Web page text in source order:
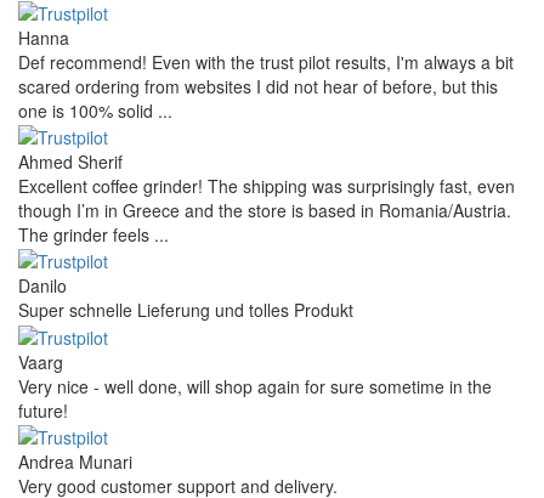
Hanna
Def recommend! Even with the trust pilot results, I'm always a bit
scared ordering from websites I did not hear of before, but this
one is 100% solid ...
Ahmed Sherif
Excellent coffee grinder! The shipping was surprisingly fast, even
though I’m in Greece and the store is based in Romania/Austria.
The grinder feels ...
Danilo
Super schnelle Lieferung und tolles Produkt
Vaarg
Very nice - well done, will shop again for sure sometime in the
future!
Andrea Munari
Very good customer support and delivery.